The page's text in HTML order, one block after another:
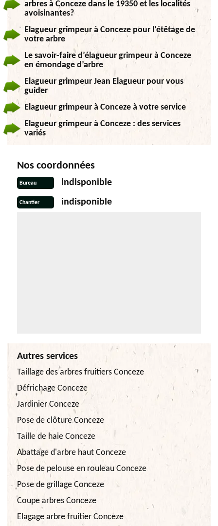
arbres à Conceze dans le 19350 et les localités
avoisinantes?
Elagueur grimpeur à Conceze pour l’étêtage de
votre arbre
Le savoir-faire d’élagueur grimpeur à Conceze
en émondage d’arbre
Elagueur grimpeur Jean Elagueur pour vous
guider
Elagueur grimpeur à Conceze à votre service
Elagueur grimpeur à Conceze : des services
variés
Nos coordonnées
Bureau indisponible
Chantier indisponible
Autres services
Taillage des arbres fruitiers Conceze
Défrichage Conceze
Jardinier Conceze
Pose de clôture Conceze
Taille de haie Conceze
Abattage d'arbre haut Conceze
Pose de pelouse en rouleau Conceze
Pose de grillage Conceze
Coupe arbres Conceze
Elagage arbre fruitier Conceze